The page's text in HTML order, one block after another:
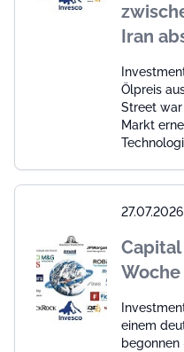
Iran
Ölpreis
Street war
Markt
27.07.2026
einem
begonnen